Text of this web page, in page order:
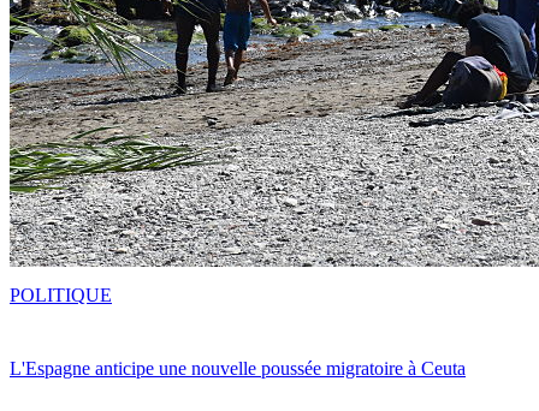
L'Espagne anticipe une nouvelle poussée migratoire à Ceuta
POLITIQUE